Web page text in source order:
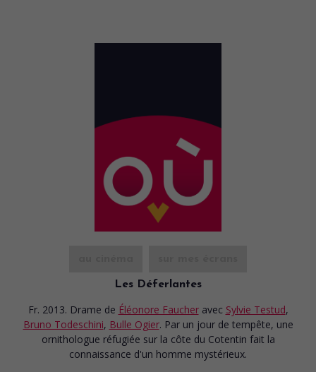
Les Déferlantes
Fr. 2013. Drame de Éléonore Faucher avec Sylvie Testud,
Bruno Todeschini, Bulle Ogier. Par un jour de tempête, une
ornithologue réfugiée sur la côte du Cotentin fait la
connaissance d'un homme mystérieux.